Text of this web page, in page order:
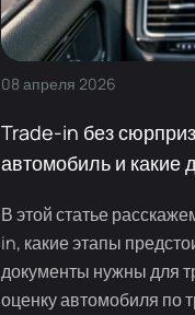
08 апреля 2026
Trade-in без
автомобиль и какие
В этой статье
in, какие этапы
документы нужны для
оценку автомобиля по